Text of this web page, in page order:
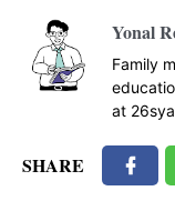
Yonal
Family
at
SHARE